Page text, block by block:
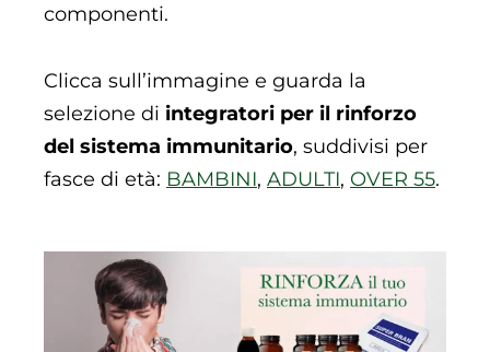
componenti.
Clicca sull’immagine e guarda la
selezione di integratori per il rinforzo
del sistema immunitario, suddivisi per
fasce di età: BAMBINI, ADULTI, OVER 55.